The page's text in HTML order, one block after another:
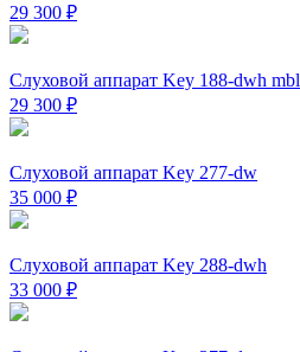
29 300 ₽
Слуховой аппарат Key 188-dwh mbl
29 300 ₽
Слуховой аппарат Key 277-dw
35 000 ₽
Слуховой аппарат Key 288-dwh
33 000 ₽